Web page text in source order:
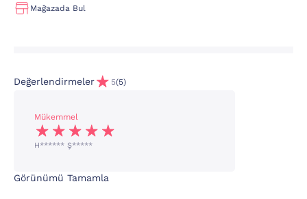
Mağazada Bul
Değerlendirmeler 5(5)
Mükemmel
H****** Ş*****
Görünümü Tamamla